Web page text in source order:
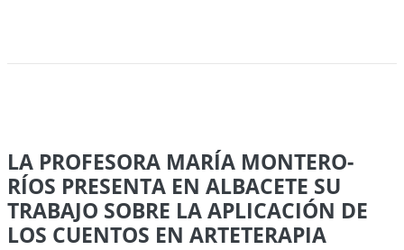
LA PROFESORA MARÍA MONTERO-
RÍOS PRESENTA EN ALBACETE SU
TRABAJO SOBRE LA APLICACIÓN DE
LOS CUENTOS EN ARTETERAPIA